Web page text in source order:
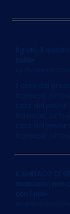
Sgarbi, il
nulla»
Il caso del
francese: se
caso del
francese: se
caso del
francese: se
IL SINDACO DI
massacro,
con i pm»
Marco Imarisio